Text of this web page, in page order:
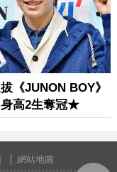
網站地圖